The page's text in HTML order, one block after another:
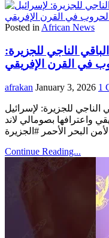
Posted in African News
الناجي للجزيرة:
في القرن الإفريقي
afrakan January 3, 2026 1
الناجي للجزيرة: لإسرائيل
واعترافها بصومالي لاند
Continue Reading...